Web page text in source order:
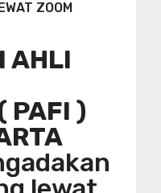
ZOOM
AHLI
PAFI )